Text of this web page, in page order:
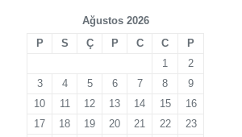
Ağustos 2026
P
S Ç P C C
P
1
2
3
4 5 6 7 8
9
10
11 12 13 14 15
16
17
18 19 20 21 22
23